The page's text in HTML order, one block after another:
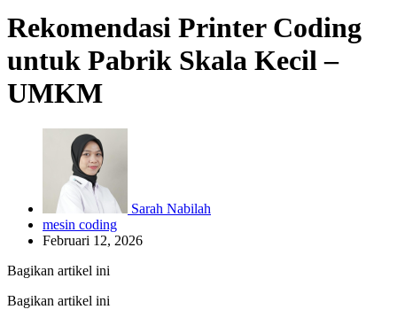
Rekomendasi Printer Coding
untuk Pabrik Skala Kecil –
UMKM
Sarah Nabilah
mesin coding
Februari 12, 2026
Bagikan artikel ini
Bagikan artikel ini